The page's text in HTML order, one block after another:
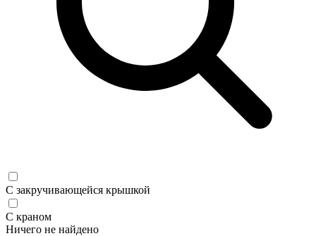
С закручивающейся крышкой
С краном
Ничего не найдено